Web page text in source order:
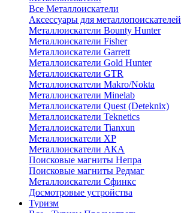
Все Металлоискатели
Аксессуары для металлопоискателей
Металлоискатели Bounty Hunter
Металлоискатели Fisher
Металлоискатели Garrett
Металлоискатели Gold Hunter
Металлоискатели GTR
Металлоискатели Makro/Nokta
Металлоискатели Minelab
Металлоискатели Quest (Deteknix)
Металлоискатели Teknetics
Металлоискатели Tianxun
Металлоискатели XP
Металлоискатели АКА
Поисковые магниты Непра
Поисковые магниты Редмаг
Металлоискатели Сфинкс
Досмотровые устройства
Туризм